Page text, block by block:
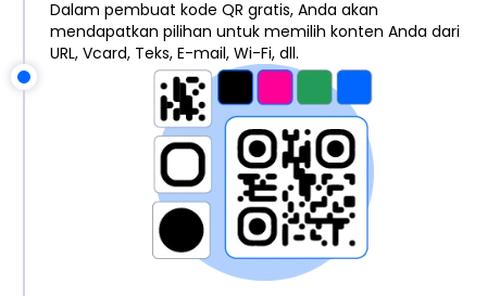
Dalam pembuat kode QR gratis, Anda akan
mendapatkan pilihan untuk memilih konten Anda dari
URL, Vcard, Teks, E-mail, Wi-Fi, dll.